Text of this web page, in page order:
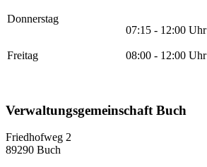
Donnerstag
07:15 - 12:00 Uhr
Freitag 08:00 - 12:00 Uhr
Verwaltungsgemeinschaft Buch
Friedhofweg 2
89290 Buch